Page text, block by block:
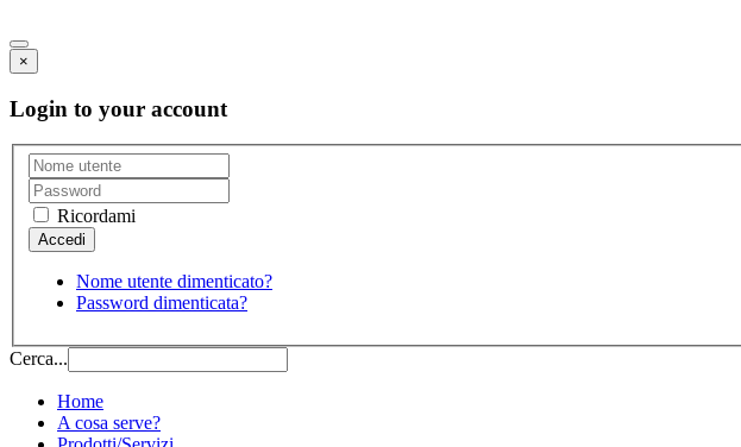
×
Login to your account
Ricordami
Nome utente dimenticato?
Password dimenticata?
Cerca...
Home
A cosa serve?